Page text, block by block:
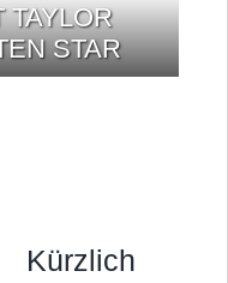
TAYLOR
STAR
Kürzlich